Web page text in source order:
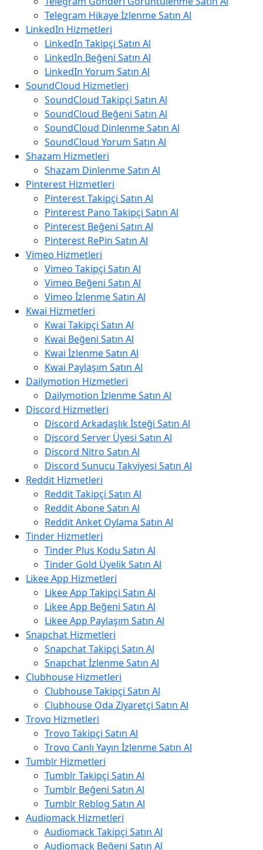
Telegram Hikaye İzlenme Satın Al
LinkedIn Hizmetleri
LinkedIn Takipçi Satın Al
LinkedIn Beğeni Satın Al
LinkedIn Yorum Satın Al
SoundCloud Hizmetleri
SoundCloud Takipçi Satın Al
SoundCloud Beğeni Satın Al
SoundCloud Dinlenme Satın Al
SoundCloud Yorum Satın Al
Shazam Hizmetleri
Shazam Dinlenme Satın Al
Pinterest Hizmetleri
Pinterest Takipçi Satın Al
Pinterest Pano Takipçi Satın Al
Pinterest Beğeni Satın Al
Pinterest RePin Satın Al
Vimeo Hizmetleri
Vimeo Takipçi Satın Al
Vimeo Beğeni Satın Al
Vimeo İzlenme Satın Al
Kwai Hizmetleri
Kwai Takipçi Satın Al
Kwai Beğeni Satın Al
Kwai İzlenme Satın Al
Kwai Paylaşım Satın Al
Dailymotion Hizmetleri
Dailymotion İzlenme Satın Al
Discord Hizmetleri
Discord Arkadaşlık İsteği Satın Al
Discord Server Üyesi Satın Al
Discord Nitro Satın Al
Discord Sunucu Takviyesi Satın Al
Reddit Hizmetleri
Reddit Takipçi Satın Al
Reddit Abone Satın Al
Reddit Anket Oylama Satın Al
Tinder Hizmetleri
Tinder Plus Kodu Satın Al
Tinder Gold Üyelik Satın Al
Likee App Hizmetleri
Likee App Takipçi Satın Al
Likee App Beğeni Satın Al
Likee App Paylaşım Satın Al
Snapchat Hizmetleri
Snapchat Takipçi Satın Al
Snapchat İzlenme Satın Al
Clubhouse Hizmetleri
Clubhouse Takipçi Satın Al
Clubhouse Oda Ziyaretçi Satın Al
Trovo Hizmetleri
Trovo Takipçi Satın Al
Trovo Canlı Yayın İzlenme Satın Al
Tumblr Hizmetleri
Tumblr Takipçi Satın Al
Tumblr Beğeni Satın Al
Tumblr Reblog Satın Al
Audiomack Hizmetleri
Audiomack Takipçi Satın Al
Audiomack Beğeni Satın Al